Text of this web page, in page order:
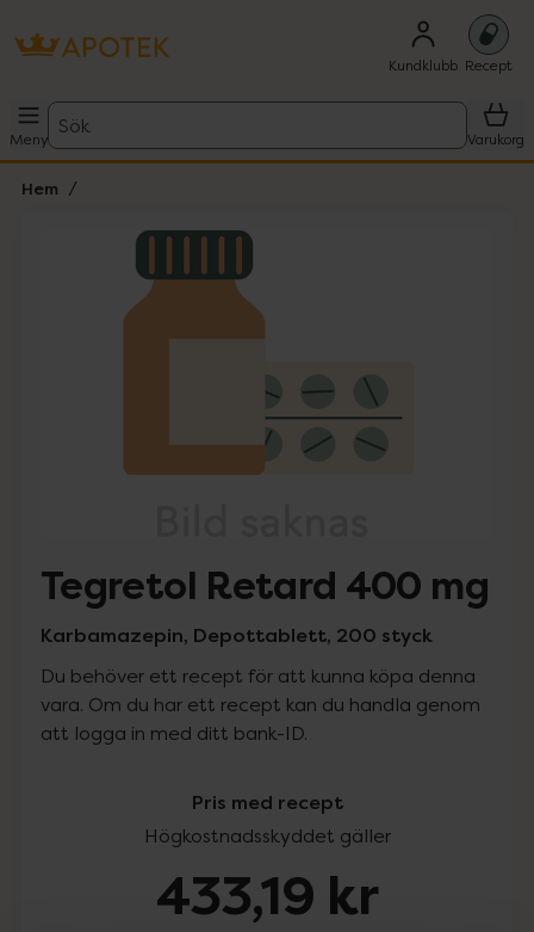
Kundklubb Recept
Meny
Sök
Varukorg
Hem
Lista: . Innehåller 1 objekt.
Tegretol Retard 400 mg
Karbamazepin, Depottablett, 200 styck
Du behöver ett recept för att kunna köpa denna
vara. Om du har ett recept kan du handla genom
att logga in med ditt bank-ID.
Pris med recept
Högkostnadsskyddet gäller
433,19 kr